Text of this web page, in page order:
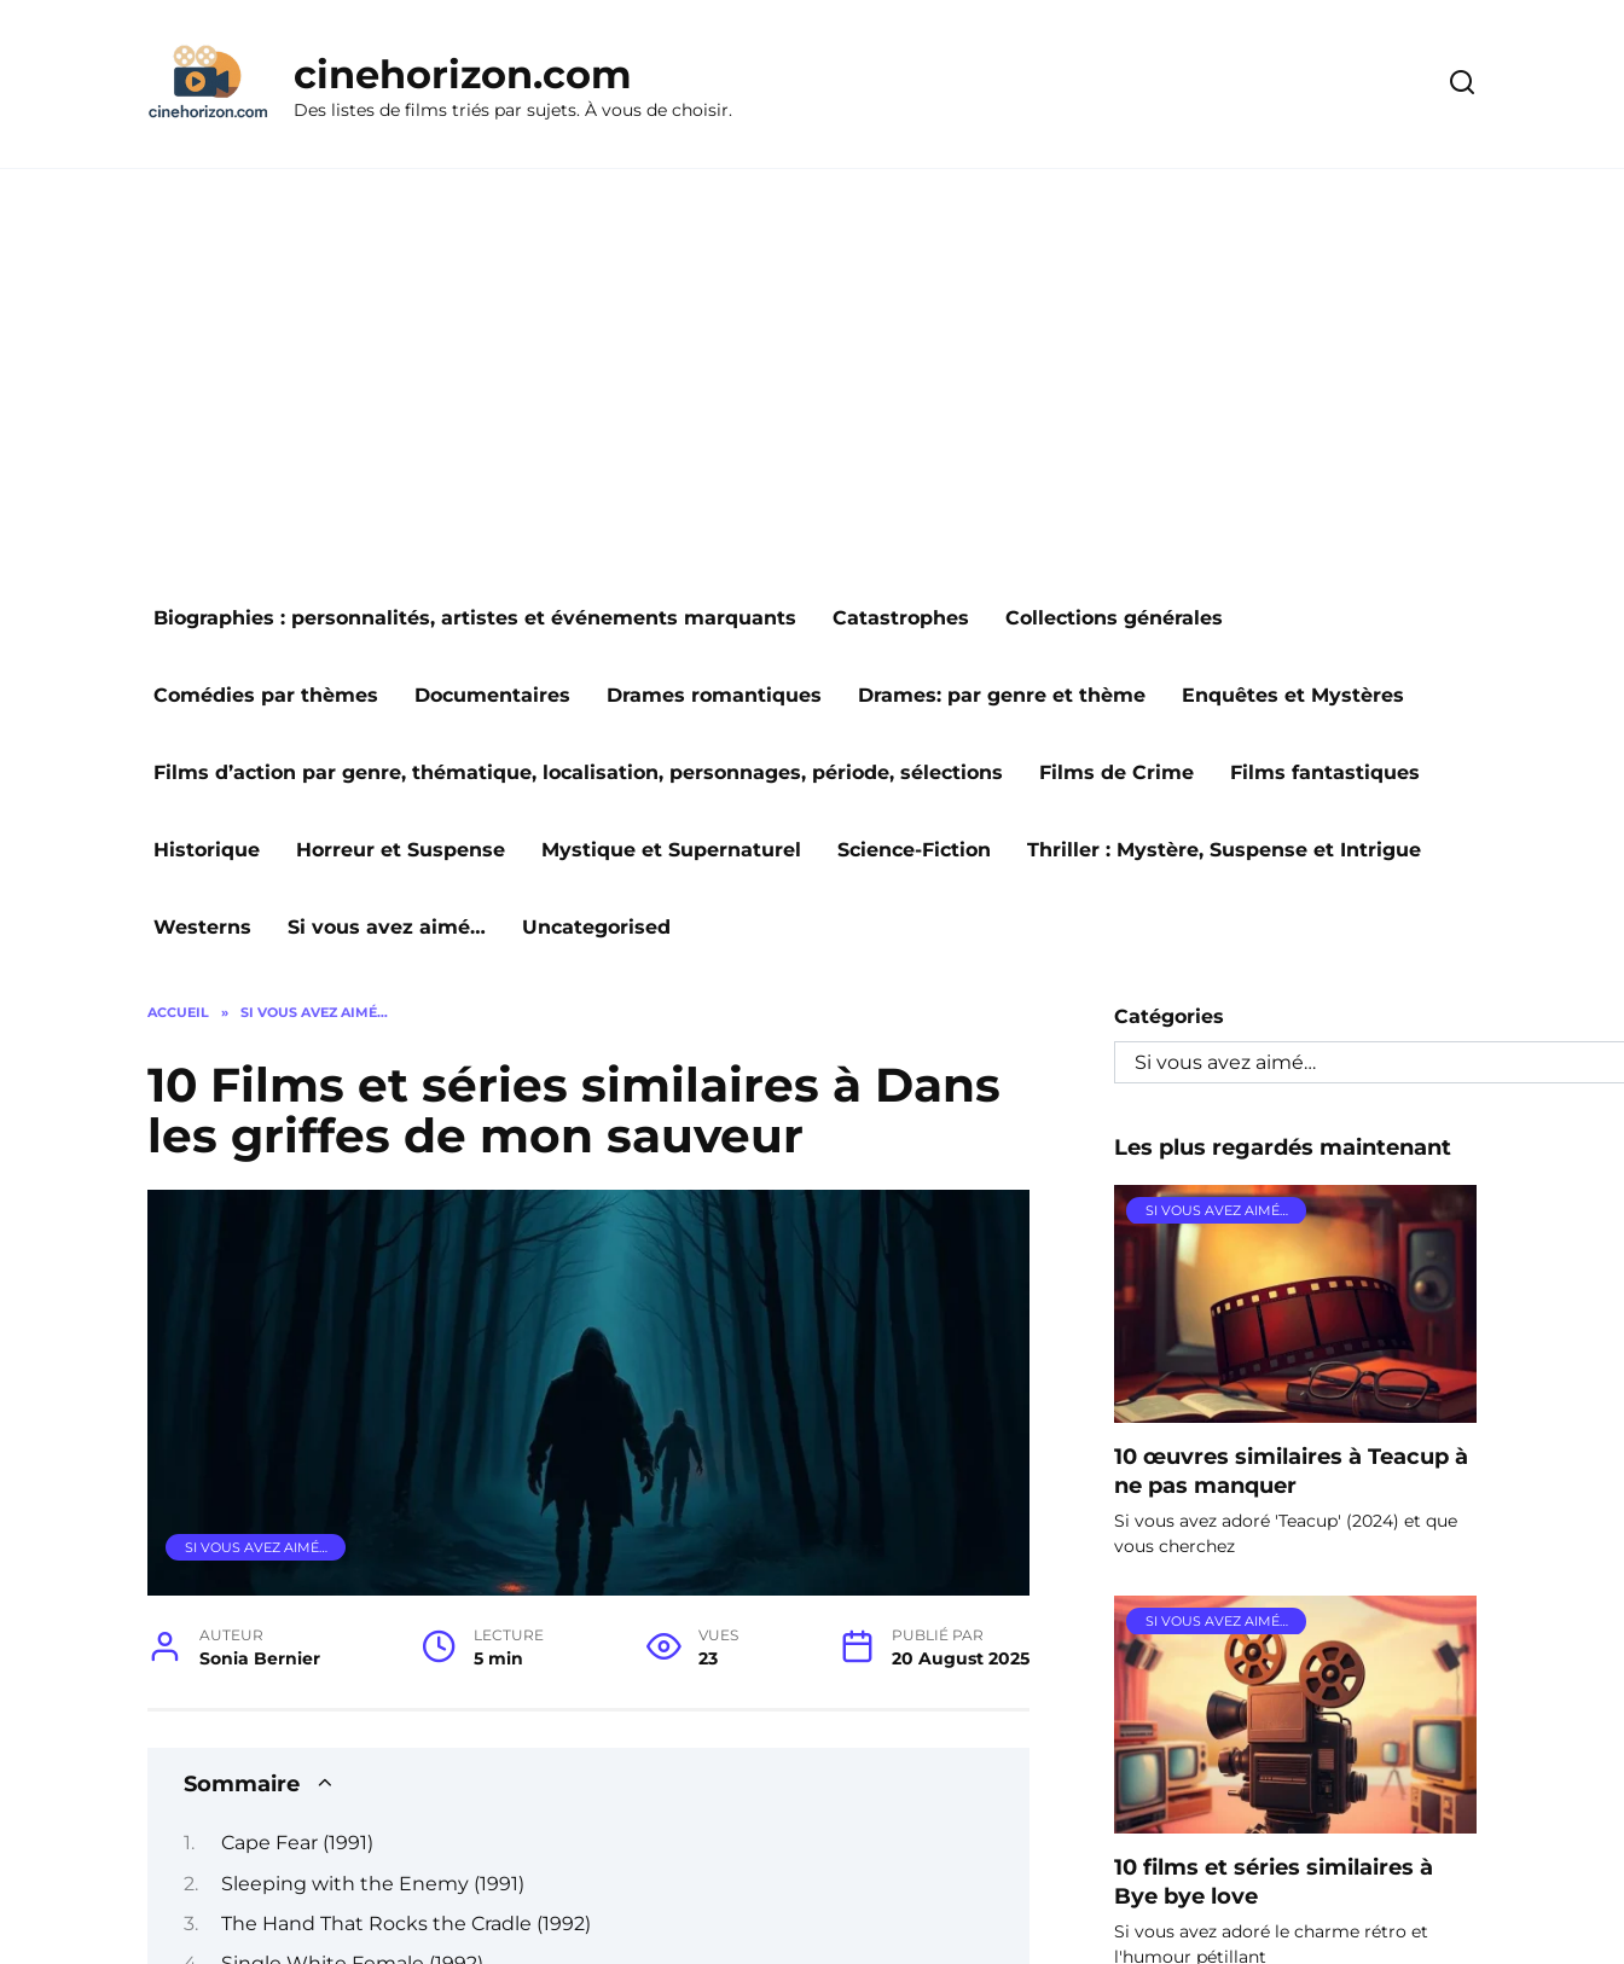
cinehorizon.com
Des listes de films triés par sujets. À vous de choisir.
Biographies : personnalités, artistes et événements marquants Catastrophes Collections générales
Comédies par thèmes Documentaires Drames romantiques Drames: par genre et thème Enquêtes et Mystères
Films d’action par genre, thématique, localisation, personnages, période, sélections Films de Crime Films fantastiques
Historique Horreur et Suspense Mystique et Supernaturel Science-Fiction Thriller : Mystère, Suspense et Intrigue
Westerns Si vous avez aimé… Uncategorised
ACCUEIL » SI VOUS AVEZ AIMÉ…
10 Films et séries similaires à Dans
les griffes de mon sauveur
SI VOUS AVEZ AIMÉ…
AUTEUR
Sonia Bernier
LECTURE
5 min
VUES
23
PUBLIÉ PAR
20 August 2025
Sommaire
Cape Fear (1991)
Sleeping with the Enemy (1991)
The Hand That Rocks the Cradle (1992)
Catégories
Les plus regardés maintenant
SI VOUS AVEZ AIMÉ…
10 œuvres similaires à Teacup à
ne pas manquer
Si vous avez adoré 'Teacup' (2024) et que
vous cherchez
SI VOUS AVEZ AIMÉ…
10 films et séries similaires à
Bye bye love
Si vous avez adoré le charme rétro et
l'humour pétillant